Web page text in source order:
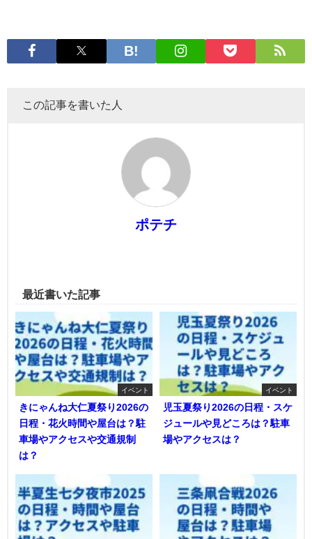
この記事を書いた人
ポテチ
最近書いた記事
イベント
きにゃんね大仁夏祭り2026の
日程・花火時間や屋台は？駐
車場やアクセスや交通規制
は？
イベント
児玉夏祭り2026の日程・スケ
ジュールや見どころは？駐車
場やアクセスは？